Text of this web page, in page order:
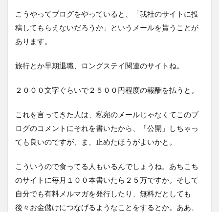
こうやってブログをやっていると、「我社のサイトに投
稿してもらえないだろうか」というメールを貰うことが
あります。
旅行とか早期退職、ロングステイ関連のサイトね。
２０００文字ぐらいで２５００円程度の報酬を払うと。
これを言ってきた人は、私宛のメールじゃなくてこのブ
ログのコメントにそれを書いたから、「公開」しちゃっ
ても良いのですが、ま、止めたほうがよいかと。
こういうので食ってる人もいるんでしょうね。あちこち
のサイトに毎月１００本書いたら２５万ですか。そして
自分でも有料メルマガを発行したり、無料だとしても
後々お金儲けにつなげるようなことをするとか。ああ、